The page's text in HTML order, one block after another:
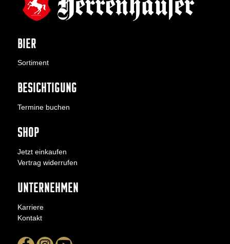
BIER
Sortiment
BESICHTIGUNG
Termine buchen
SHOP
Jetzt einkaufen
Vertrag widerrufen
UNTERNEHMEN
Karriere
Kontakt